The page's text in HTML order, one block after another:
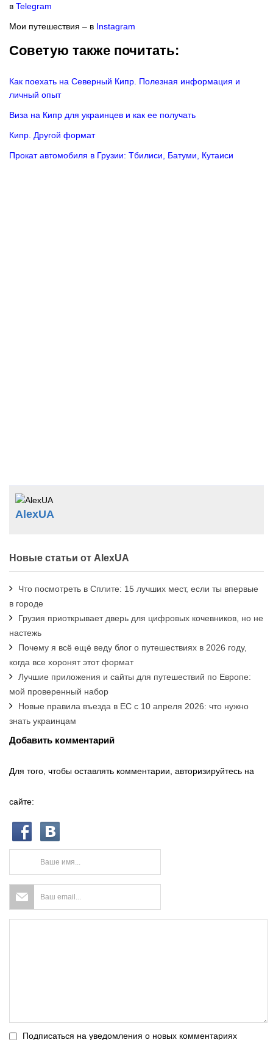
в Telegram
Мои путешествия – в Instagram
Советую также почитать:
Как поехать на Северный Кипр. Полезная информация и
личный опыт
Виза на Кипр для украинцев и как ее получать
Кипр. Другой формат
Прокат автомобиля в Грузии: Тбилиси, Батуми, Кутаиси
AlexUA
Новые статьи от AlexUA
Что посмотреть в Сплите: 15 лучших мест, если ты впервые
в городе
Грузия приоткрывает дверь для цифровых кочевников, но не
настежь
Почему я всё ещё веду блог о путешествиях в 2026 году,
когда все хоронят этот формат
Лучшие приложения и сайты для путешествий по Европе:
мой проверенный набор
Новые правила въезда в ЕС с 10 апреля 2026: что нужно
знать украинцам
Добавить комментарий
Для того, чтобы оставлять комментарии, авторизируйтесь на
сайте:
Подписаться на уведомления о новых комментариях